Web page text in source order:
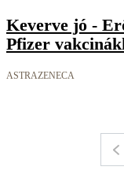
Keverve jó -
Pfizer
ASTRAZENECA